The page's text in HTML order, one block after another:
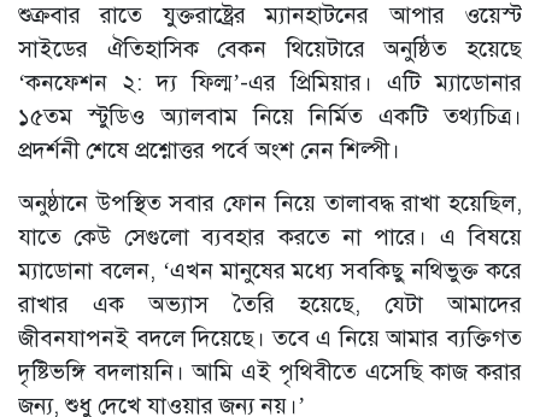
শুক্রবার রাতে যুক্তরাষ্ট্রের ম্যানহাটনের আপার ওয়েস্ট
সাইডের ঐতিহাসিক বেকন থিয়েটারে অনুষ্ঠিত হয়েছে
‘কনফেশন ২: দ্য ফিল্ম’-এর প্রিমিয়ার। এটি ম্যাডোনার
১৫তম স্টুডিও অ্যালবাম নিয়ে নির্মিত একটি তথ্যচিত্র।
প্রদর্শনী শেষে প্রশ্নোত্তর পর্বে অংশ নেন শিল্পী।
অনুষ্ঠানে উপস্থিত সবার ফোন নিয়ে তালাবদ্ধ রাখা হয়েছিল,
যাতে কেউ সেগুলো ব্যবহার করতে না পারে। এ বিষয়ে
ম্যাডোনা বলেন, ‘এখন মানুষের মধ্যে সবকিছু নথিভুক্ত করে
রাখার এক অভ্যাস তৈরি হয়েছে, যেটা আমাদের
জীবনযাপনই বদলে দিয়েছে। তবে এ নিয়ে আমার ব্যক্তিগত
দৃষ্টিভঙ্গি বদলায়নি। আমি এই পৃথিবীতে এসেছি কাজ করার
জন্য, শুধু দেখে যাওয়ার জন্য নয়।’